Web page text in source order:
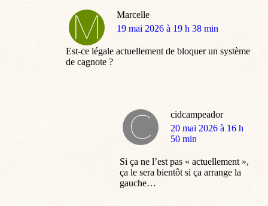
Marcelle
dit
19 mai 2026 à 19 h 38 min
Est-ce légale actuellement de bloquer un système
de cagnote ?
cidcampeador
dit
:
20 mai 2026 à 16 h
50 min
Si ça ne l’est pas « actuellement »,
ça le sera bientôt si ça arrange la
gauche…